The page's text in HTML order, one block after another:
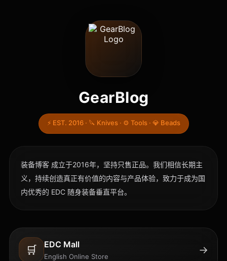
GearBlog
⚡ EST. 2016 · 🔪 Knives · ⚙️ Tools · 💎 Beads
装备博客 成立于2016年，坚持只售正品。我们相信长期主
义，持续创造真正有价值的内容与产品体验，致力于成为国
内优秀的 EDC 随身装备垂直平台。
🛒 EDC Mall
English Online Store
→